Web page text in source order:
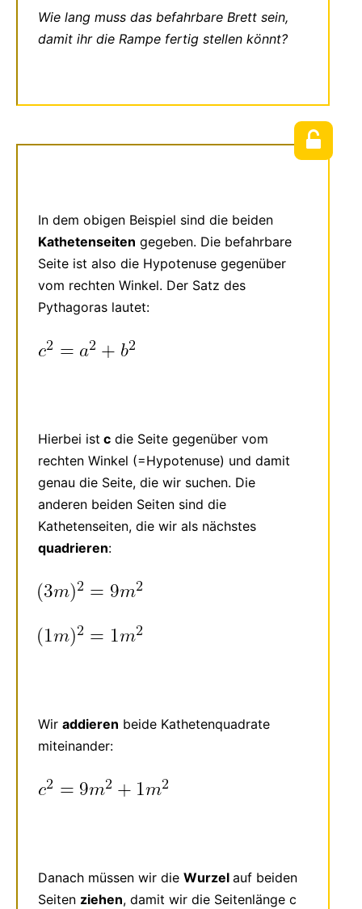
Wie lang muss das befahrbare Brett sein,
damit ihr die Rampe fertig stellen könnt?
In dem obigen Beispiel sind die beiden
Kathetenseiten gegeben. Die befahrbare
Seite ist also die Hypotenuse gegenüber
vom rechten Winkel. Der Satz des
Pythagoras lautet:
Hierbei ist c die Seite gegenüber vom
rechten Winkel (=Hypotenuse) und damit
genau die Seite, die wir suchen. Die
anderen beiden Seiten sind die
Kathetenseiten, die wir als nächstes
quadrieren:
Wir addieren beide Kathetenquadrate
miteinander:
Danach müssen wir die Wurzel auf beiden
Seiten ziehen, damit wir die Seitenlänge c